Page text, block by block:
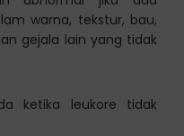
warna, tekstur, bau,
gejala lain yang tidak
ketika leukore tidak